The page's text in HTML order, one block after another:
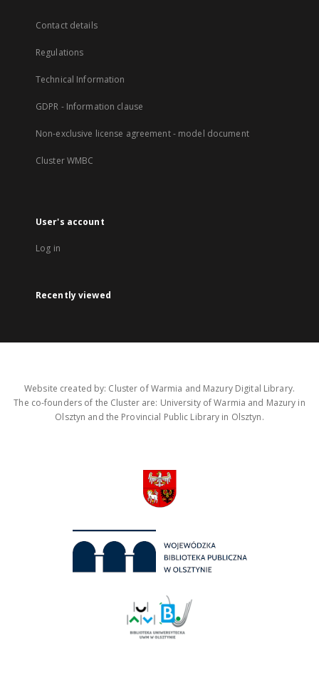
Contact details
Regulations
Technical Information
GDPR - Information clause
Non-exclusive license agreement - model document
Cluster WMBC
User's account
Log in
Recently viewed
Website created by: Cluster of Warmia and Mazury Digital Library.
The co-founders of the Cluster are: University of Warmia and Mazury in
Olsztyn and the Provincial Public Library in Olsztyn.